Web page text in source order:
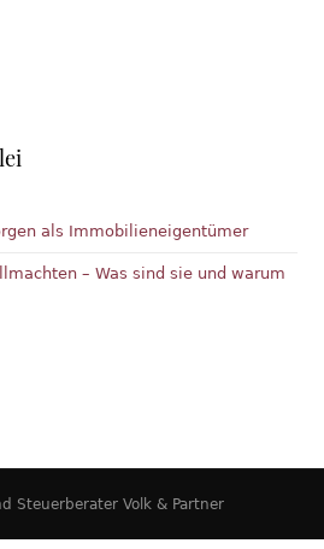
als Immobilieneigentümer
– Was sind sie und warum
Steuerberater Volk & Partner